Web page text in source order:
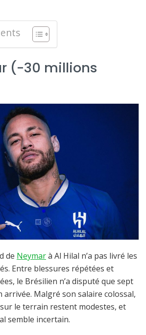
(-30 millions
de Neymarà Al Hilal n’a pas livré les
Entre blessures répétées et
le Brésilien n’a disputé que sept
arrivée. Malgré son salaire colossal,
le terrain restent modestes, et
semble incertain.